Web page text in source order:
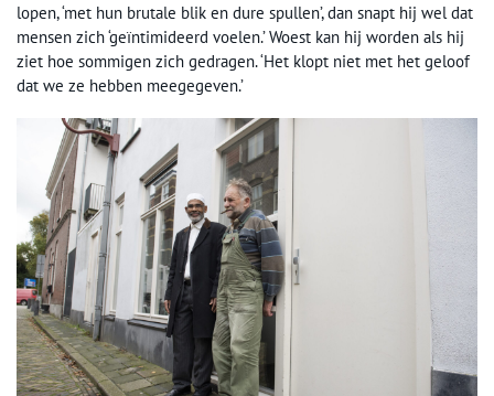
lopen, ‘met hun brutale blik en dure spullen’, dan snapt hij wel dat
mensen zich ‘geïntimideerd voelen.’ Woest kan hij worden als hij
ziet hoe sommigen zich gedragen. ‘Het klopt niet met het geloof
dat we ze hebben meegegeven.’